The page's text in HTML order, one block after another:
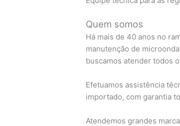
Quem somos
Há mais de 40 anos no
manutenção de
buscamos atender todos
Efetuamos assistência
importado, com garantia
Atendemos grandes